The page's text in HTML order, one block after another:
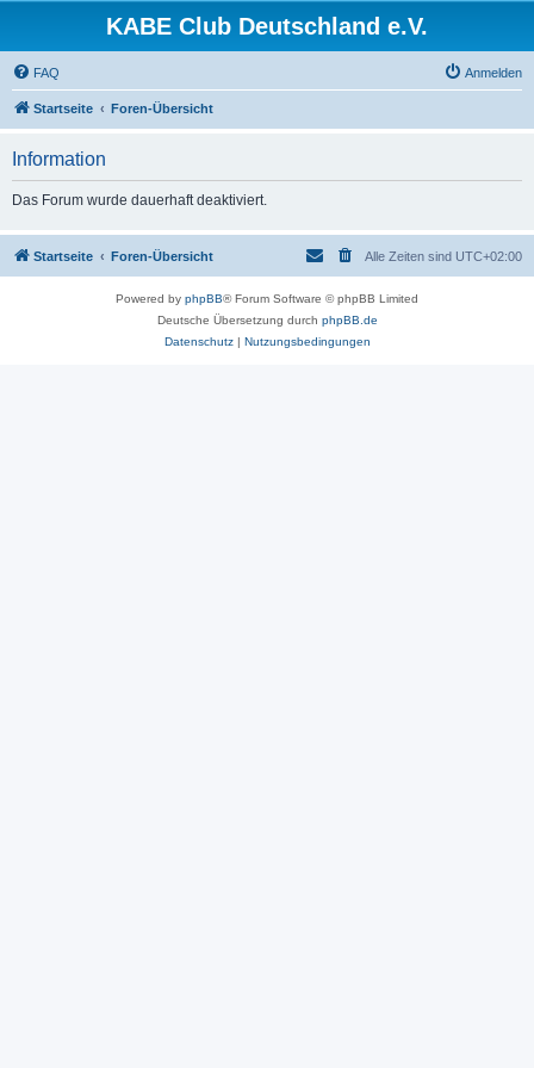
KABE Club Deutschland e.V.
FAQ Anmelden
Startseite Foren-Übersicht
Information
Das Forum wurde dauerhaft deaktiviert.
Startseite Foren-Übersicht Alle Zeiten sind UTC+02:00
Powered by phpBB® Forum Software © phpBB Limited
Deutsche Übersetzung durch phpBB.de
Datenschutz| Nutzungsbedingungen